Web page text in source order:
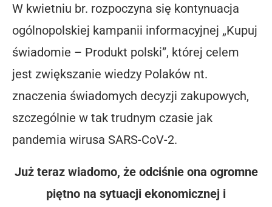
W kwietniu br. rozpoczyna się kontynuacja
ogólnopolskiej kampanii informacyjnej „Kupuj
świadomie – Produkt polski”, której celem
jest zwiększanie wiedzy Polaków nt.
znaczenia świadomych decyzji zakupowych,
szczególnie w tak trudnym czasie jak
pandemia wirusa SARS-CoV-2.
Już teraz wiadomo, że odciśnie ona ogromne
piętno na sytuacji ekonomicznej i